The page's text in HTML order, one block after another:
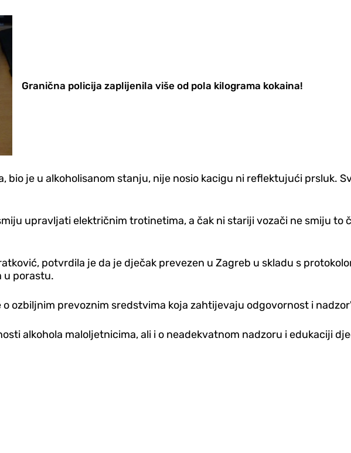
Granična policija zaplijenila više od pola kilograma kokaina!
bio je u alkoholisanom stanju, nije nosio kacigu ni reflektujući prsluk.
upravljati električnim trotinetima, a čak ni stariji vozači ne smiju to
potvrdila je da je d‌ječak prevezen u Zagreb u skladu s
u porastu.
ozbiljnim prevoznim sredstvima koja zahtijevaju odgovornost i
alkohola maloljetnicima, ali i o neadekvatnom nadzoru i edukaciji